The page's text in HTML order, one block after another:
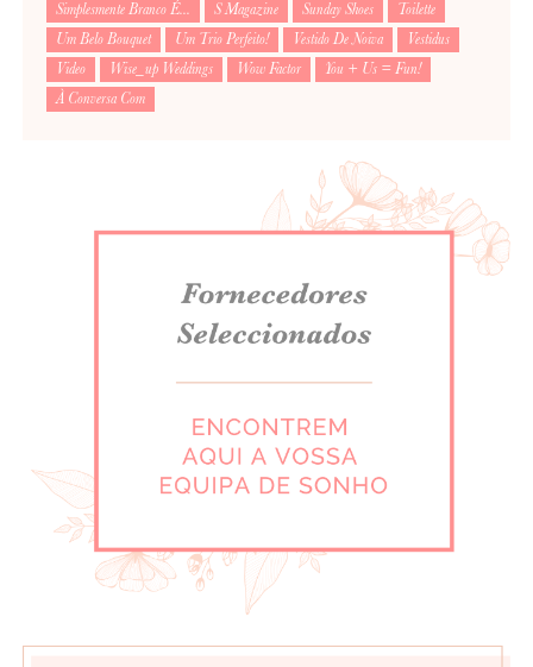
Simplesmente Branco É...
S Magazine Sunday Shoes
Toilette
Um Belo Bouquet
Um Trio Perfeito! Vestido De Noiva
Vestidus
Video
Wise_up Weddings Wow Factor
You + Us = Fun!
À Conversa Com